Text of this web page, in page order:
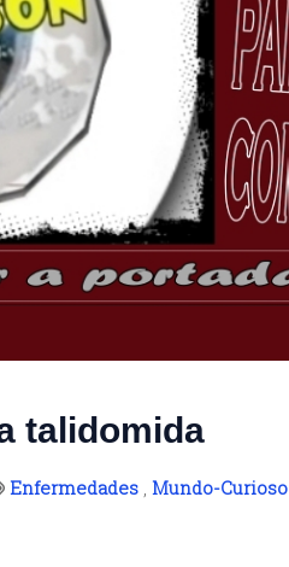
talidomida
Enfermedades , Mundo-Curioso